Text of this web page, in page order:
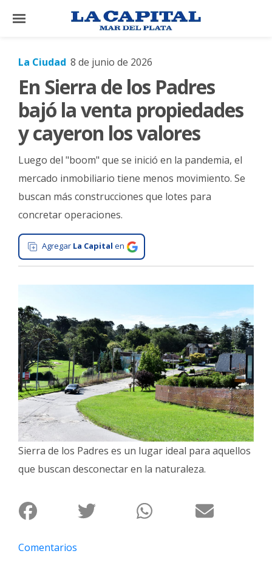
×
El
País
Mundo
La
Zona
Cultura
Tecnología
Gastronomía
Salud
La
Ciudad
Deportes
Arte
y
Espectáculos
Policiales
Cartelera
Fotos
Familia
Fúnebres
La Ciudad 8 de junio de 2026
En Sierra de los Padres
bajó la venta propiedades
y cayeron los valores
Luego del "boom" que se inició en la pandemia, el
mercado inmobiliario tiene menos movimiento. Se
buscan más construcciones que lotes para
concretar operaciones.
Agregar La Capital en
Sierra de los Padres es un lugar ideal para aquellos
que buscan desconectar en la naturaleza.
Comentarios